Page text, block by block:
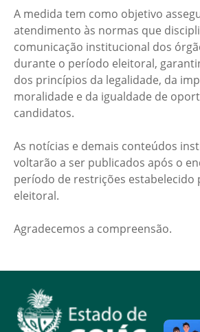
A medida tem como objetivo
atendimento às normas que
comunicação institucional dos
durante o período eleitoral,
dos princípios da legalidade, da
moralidade e da igualdade de
candidatos.
As notícias e demais conteúdos
voltarão a ser publicados após o
período de restrições estabelecido
eleitoral.
Agradecemos a compreensão.